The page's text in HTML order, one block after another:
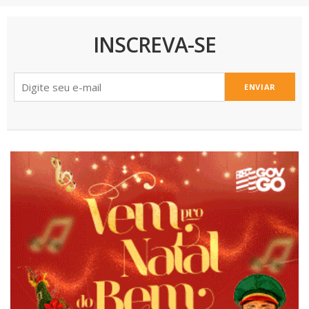
INSCREVA-SE
ENVIAR